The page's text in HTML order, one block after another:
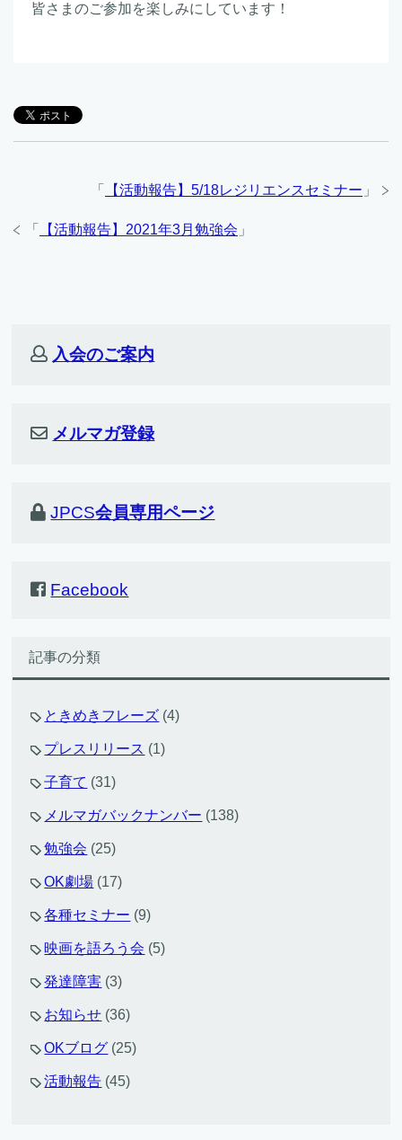
皆さまのご参加を楽しみにしています！
「 【活動報告】5/18レジリエンスセミナー 」
「 【活動報告】2021年3月勉強会 」
入会のご案内
メルマガ登録
JPCS会員専用ページ
Facebook
記事の分類
ときめきフレーズ (4)
プレスリリース (1)
子育て (31)
メルマガバックナンバー (138)
勉強会 (25)
OK劇場 (17)
各種セミナー (9)
映画を語ろう会 (5)
発達障害 (3)
お知らせ (36)
OKブログ (25)
活動報告 (45)